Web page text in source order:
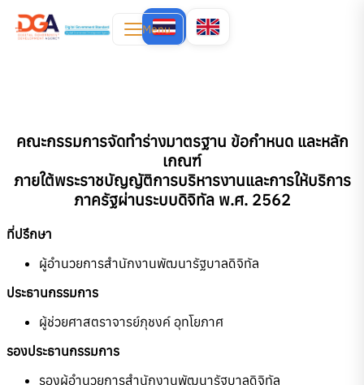
Menu
คณะกรรมการจัดทำร่างมาตรฐาน ข้อกำหนด และหลัก
เกณฑ์
ภายใต้พระราชบัญญัติการบริหารงานและการให้บริการ
ภาครัฐผ่านระบบดิจิทัล พ.ศ. 2562
ที่ปรึกษา
ผู้อำนวยการสำนักงานพัฒนารัฐบาลดิจิทัล
ประธานกรรมการ
ผู้ช่วยศาสตราจารย์ภุชงค์ อุทโยภาศ
รองประธานกรรมการ
รองผู้อํานวยการสํานักงานพัฒนารัฐบาลดิจิทัล